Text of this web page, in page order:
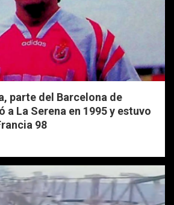
parte del Barcelona de
a La Serena en 1995 y estuvo
98